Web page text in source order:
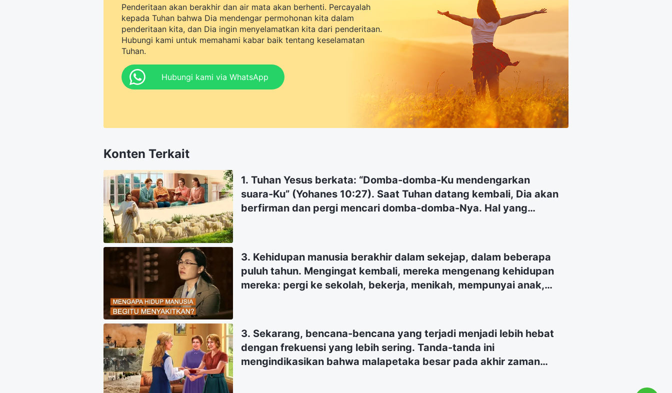
Penderitaan akan berakhir dan air mata akan berhenti. Percayalah
kepada Tuhan bahwa Dia mendengar permohonan kita dalam
penderitaan kita, dan Dia ingin menyelamatkan kita dari penderitaan.
Hubungi kami untuk memahami kabar baik tentang keselamatan
Tuhan.
Hubungi kami via WhatsApp
Konten Terkait
1. Tuhan Yesus berkata: “Domba-domba-Ku mendengarkan
suara-Ku” (Yohanes 10:27). Saat Tuhan datang kembali, Dia akan
berfirman dan pergi mencari domba-domba-Nya. Hal yang
antara suara Tuhan dan suara manusia. Mohon persekutukan
dengan kami mengenai hal ini.
3. Kehidupan manusia berakhir dalam sekejap, dalam beberapa
puluh tahun. Mengingat kembali, mereka mengenang kehidupan
mereka: pergi ke sekolah, bekerja, menikah, mempunyai anak,
sama sekali tidak memiliki arah dan tujuan yang sebenarnya dari
keberadaan manusia, dan tidak mampu menemukan nilai atau
makna apa pun dari kehidupan. Jadi, manusia hidup dari generasi
ke generasi dengan cara yang menyakitkan dan hampa ini.
3. Sekarang, bencana-bencana yang terjadi menjadi lebih hebat
dengan frekuensi yang lebih sering. Tanda-tanda ini
mengindikasikan bahwa malapetaka besar pada akhir zaman